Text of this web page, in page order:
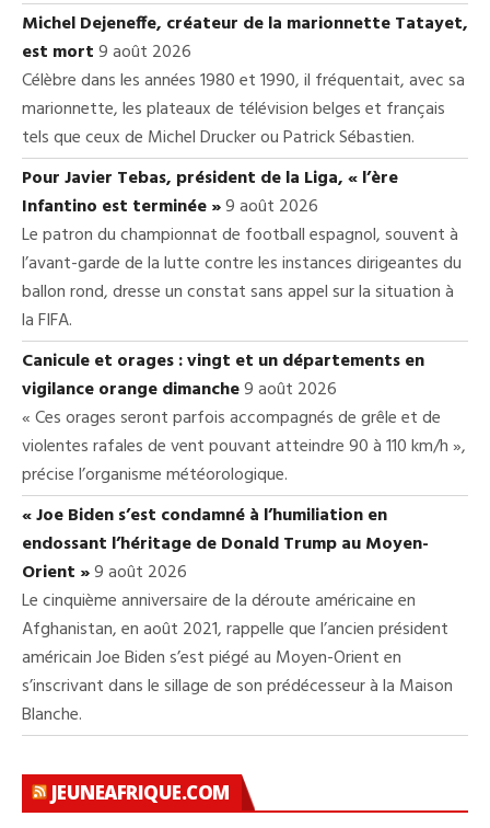
Michel Dejeneffe, créateur de la marionnette Tatayet,
est mort9 août 2026
Célèbre dans les années 1980 et 1990, il fréquentait, avec sa
marionnette, les plateaux de télévision belges et français
tels que ceux de Michel Drucker ou Patrick Sébastien.
Pour Javier Tebas, président de la Liga, « l’ère
Infantino est terminée »9 août 2026
Le patron du championnat de football espagnol, souvent à
l’avant-garde de la lutte contre les instances dirigeantes du
ballon rond, dresse un constat sans appel sur la situation à
la FIFA.
Canicule et orages : vingt et un départements en
vigilance orange dimanche9 août 2026
« Ces orages seront parfois accompagnés de grêle et de
violentes rafales de vent pouvant atteindre 90 à 110 km/h »,
précise l’organisme météorologique.
« Joe Biden s’est condamné à l’humiliation en
endossant l’héritage de Donald Trump au Moyen-
Orient »9 août 2026
Le cinquième anniversaire de la déroute américaine en
Afghanistan, en août 2021, rappelle que l’ancien président
américain Joe Biden s’est piégé au Moyen-Orient en
s’inscrivant dans le sillage de son prédécesseur à la Maison
Blanche.
JEUNEAFRIQUE.COM